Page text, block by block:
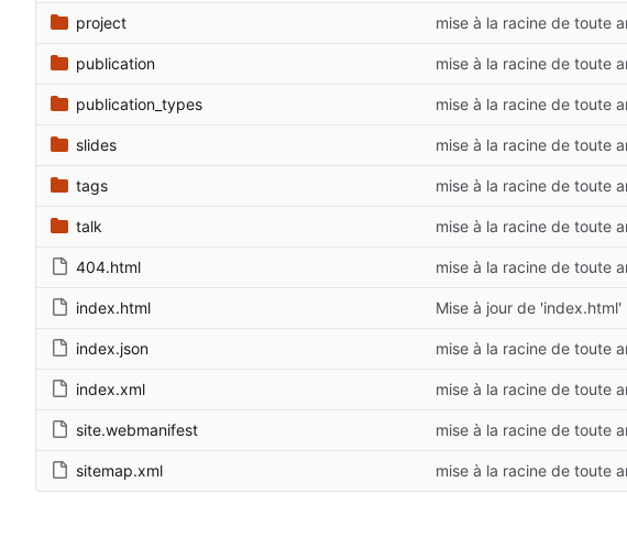
project mise à la racine de toute
publication mise à la racine de toute
publication_types mise à la racine de toute
slides mise à la racine de toute
tags mise à la racine de toute
talk mise à la racine de toute
404.html mise à la racine de toute
index.html Mise à jour de 'index.html'
index.json mise à la racine de toute
index.xml mise à la racine de toute
site.webmanifest mise à la racine de toute
sitemap.xml mise à la racine de toute